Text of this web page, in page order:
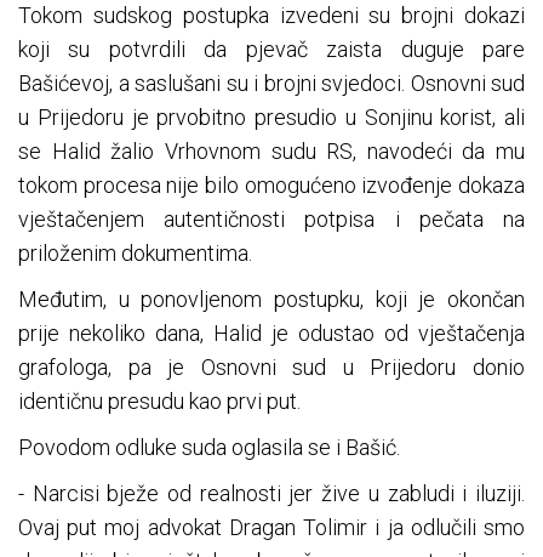
Tokom sudskog postupka izvedeni su brojni dokazi
koji su potvrdili da pjevač zaista duguje pare
Bašićevoj, a saslušani su i brojni svjedoci. Osnovni sud
u Prijedoru je prvobitno presudio u Sonjinu korist, ali
se Halid žalio Vrhovnom sudu RS, navodeći da mu
tokom procesa nije bilo omogućeno izvođenje dokaza
vještačenjem autentičnosti potpisa i pečata na
priloženim dokumentima.
Međutim, u ponovljenom postupku, koji je okončan
prije nekoliko dana, Halid je odustao od vještačenja
grafologa, pa je Osnovni sud u Prijedoru donio
identičnu presudu kao prvi put.
Povodom odluke suda oglasila se i Bašić.
- Narcisi bježe od realnosti jer žive u zabludi i iluziji.
Ovaj put moj advokat Dragan Tolimir i ja odlučili smo